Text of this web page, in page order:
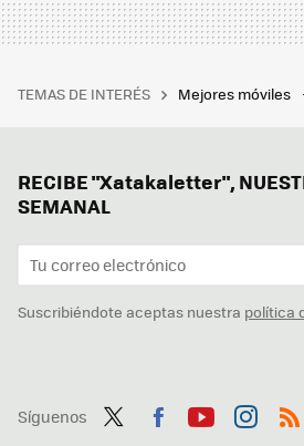
TEMAS DE INTERÉS Mejores móviles
RECIBE "Xatakaletter",
SEMANAL
Suscribiéndote aceptas nuestra política
Síguenos